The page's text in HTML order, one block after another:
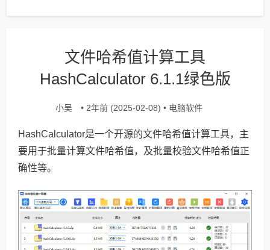
文件哈希值计算工具
HashCalculator 6.1.1绿色版
小吴 • 2年前 (2025-02-08) • 电脑软件
HashCalculator是一个开源的文件哈希值计算工具，主
要用于批量计算文件哈希值，及批量校验文件哈希值正
确性等。